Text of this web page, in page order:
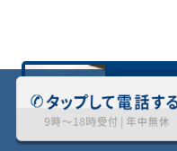
業界最